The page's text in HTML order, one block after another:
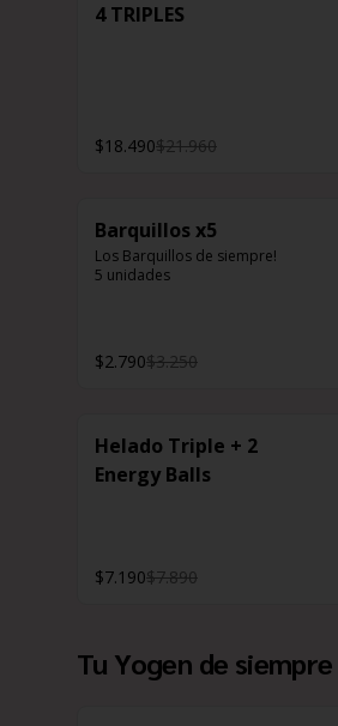
4 TRIPLES
$18.490$21.960
Barquillos x5
Los Barquillos de siempre!
5 unidades
$2.790$3.250
Helado Triple + 2
Energy Balls
$7.190$7.890
Tu Yogen de siempre